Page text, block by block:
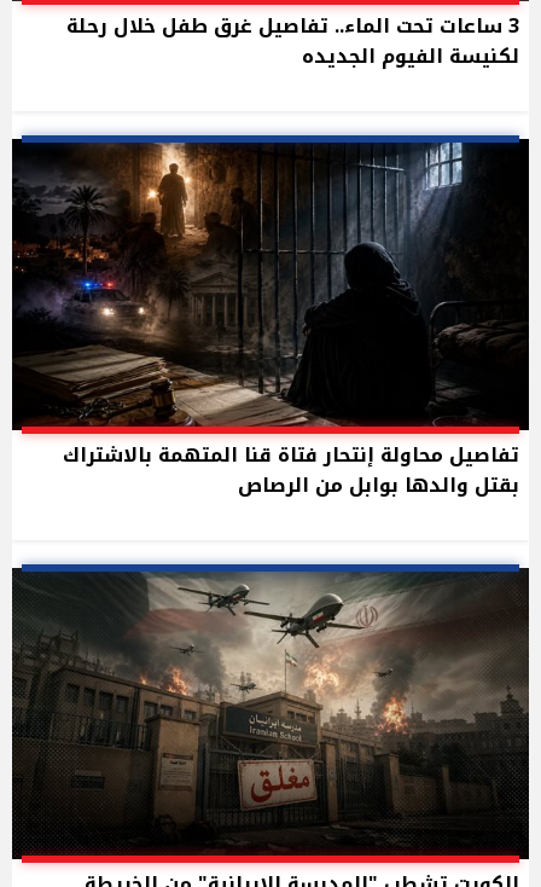
3 ساعات تحت الماء.. تفاصيل غرق طفل خلال رحلة
لكنيسة الفيوم الجديده
تفاصيل محاولة إنتحار فتاة قنا المتهمة بالاشتراك
بقتل والدها بوابل من الرصاص